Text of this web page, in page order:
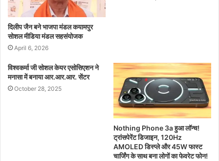
दिलीप जैन बने भाजपा मंडल कयामपुर
सोशल मीडिया मंडल सहसंयोजक
April 6, 2026
विश्वकर्मा जी सोशल केयर एसोसिएशन ने
मनासा में बनाया आर.आर.आर. सेंटर
October 28, 2025
Nothing Phone 3a हुआ लॉन्च!
ट्रांसपेरेंट डिजाइन, 120Hz
AMOLED डिस्प्ले और 45W फास्ट
चार्जिंग के साथ बना लोगों का फेवरेट फोन!